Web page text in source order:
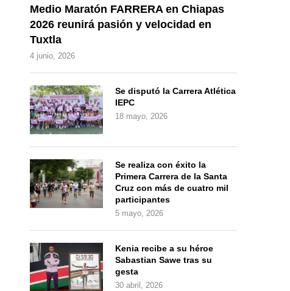
Medio Maratón FARRERA en Chiapas
2026 reunirá pasión y velocidad en
Tuxtla
4 junio, 2026
Se disputó la Carrera Atlética
IEPC
18 mayo, 2026
Se realiza con éxito la
Primera Carrera de la Santa
Cruz con más de cuatro mil
participantes
5 mayo, 2026
Kenia recibe a su héroe
Sabastian Sawe tras su
gesta
30 abril, 2026